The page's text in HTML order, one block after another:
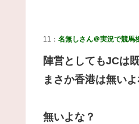
11： 名無しさん＠実況で競馬
陣営としてもJCは
まさか香港は無いよ
無いよな？